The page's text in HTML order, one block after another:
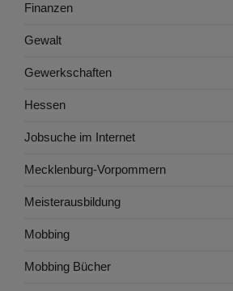
Finanzen
Gewalt
Gewerkschaften
Hessen
Jobsuche im Internet
Mecklenburg-Vorpommern
Meisterausbildung
Mobbing
Mobbing Bücher